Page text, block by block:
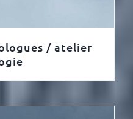
/ atelier